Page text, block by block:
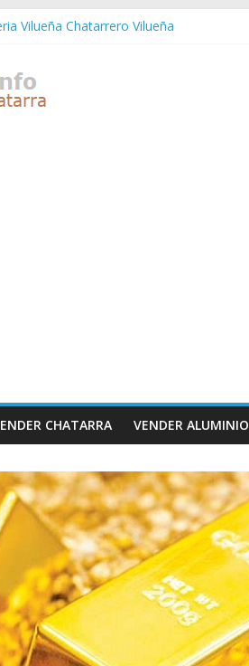
Vilueña Chatarrero Vilueña
Zaida Chatarrero Zaida
Vistabella Chatarrero Vistabella
CHATARRA VENDER ALUMINIO